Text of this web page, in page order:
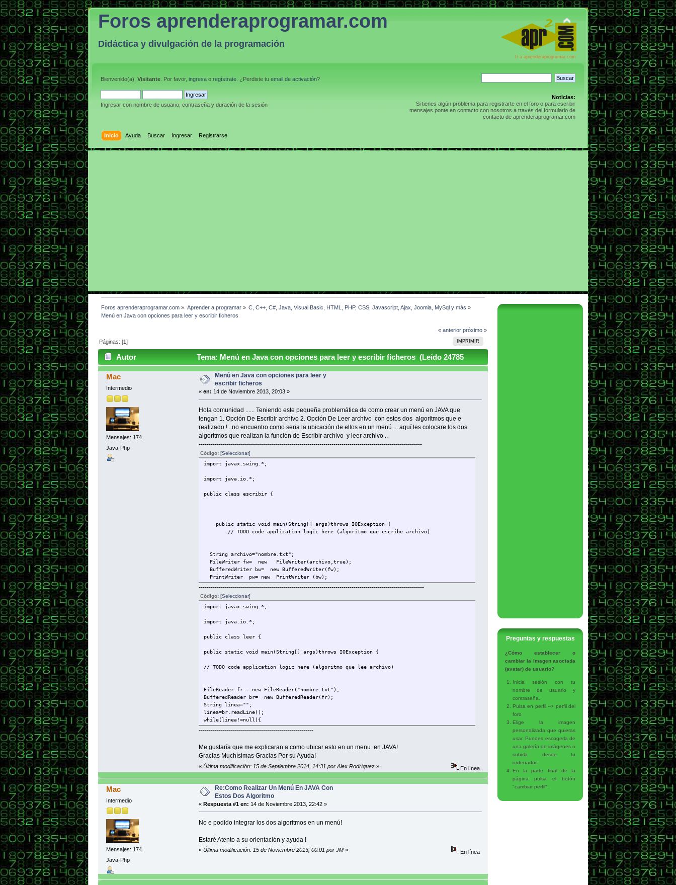
Foros aprenderaprogramar.com
Didáctica y divulgación de la programación
Ir a aprenderaprogramar.com
Bienvenido(a), Visitante . Por favor, ingresa o regístrate . ¿Perdiste tu email de activación?
Ingresar con nombre de usuario, contraseña y duración de la sesión
Noticias:
Si tienes algún problema para registrarte en el foro o para escribir
mensajes ponte en contacto con nosotros a través del formulario de
contacto de aprenderaprogramar.com
Inicio Ayuda Buscar Ingresar Registrarse
Foros aprenderaprogramar.com » Aprender a programar» C, C++, C#, Java, Visual Basic, HTML, PHP, CSS, Javascript, Ajax, Joomla, MySql y más »
Menú en Java con opciones para leer y escribir ficheros
« anterior próximo »
IMPRIMIR
Páginas: [1]
Autor
Tema: Menú en Java con opciones para leer y escribir ficheros (Leído 24785
veces)
Mac
Intermedio
Mensajes: 174
Java-Php
Menú en Java con opciones para leer y
escribir ficheros
« en: 14 de Noviembre 2013, 20:03 »
Hola comunidad ...... Teniendo este pequeña problemática de como crear un menú en JAVA que
tengan 1. Opción De Escribir archivo 2. Opción De Leer archivo con estos dos algoritmos que e
realizado ! ..no encuentro como seria la ubicación de ellos en un menú ... aquí les colocare los dos
algoritmos que realizan la función de Escribir archivo y leer archivo ..
---------------------------------------------------------------------------------------------------------------
Código: [Seleccionar]
import javax.swing.*;
import java.io.*;
public class escribir {
public static void main(String[] args)throws IOException {
// TODO code application logic here (algoritmo que escribe archivo)
String archivo="nombre.txt";
FileWriter fw= new FileWriter(archivo,true);
BufferedWriter bw= new BufferedWriter(fw);
PrintWriter pw= new PrintWriter (bw);
String nombre="";
int sueldo,edad;
sueldo=Integer.parseInt(JOptionPane.showInputDialog("digite sueldo"));
pw.close();
}
----------------------------------------------------------------------------------------------------------------
Código: [Seleccionar]
import javax.swing.*;
import java.io.*;
public class leer {
public static void main(String[] args)throws IOException {
// TODO code application logic here (algoritmo que lee archivo)
FileReader fr = new FileReader("nombre.txt");
BufferedReader br= new BufferedReader(fr);
String linea="";
linea=br.readLine();
while(linea!=null){
linea=br.readLine();
}
}
---------------------------------------------------------
Me gustaría que me explicaran a como ubicar esto en un menu en JAVA!
Gracias Muchísimas Gracias Por su Ayuda!
« Última modificación: 15 de Septiembre 2014, 14:31 por Alex Rodríguez» En línea
Mac
Intermedio
Mensajes: 174
Java-Php
Re:Como Realizar Un Menú En JAVA Con
Estos Dos Algoritmo
« Respuesta #1 en: 14 de Noviembre 2013, 22:42 »
No e podido integrar los dos algoritmos en un menú!
Estaré Atento a su orientación y ayuda !
« Última modificación: 15 de Noviembre 2013, 00:01 por JM» En línea
Preguntas y respuestas
¿Cómo establecer o
cambiar la imagen asociada
(avatar) de usuario?
Inicia sesión con tu
nombre de usuario y
contraseña.
Pulsa en perfil --> perfil del
foro
Elige la imagen
personalizada que quieras
usar. Puedes escogerla de
una galería de imágenes o
subirla desde tu
ordenador.
En la parte final de la
página pulsa el botón
"cambiar perfil".